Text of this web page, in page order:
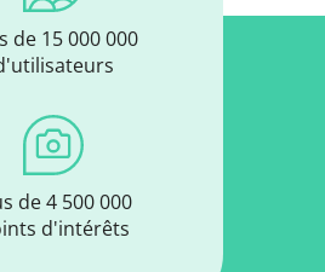
de 15 000 000
de 4 500 000
d'intérêts